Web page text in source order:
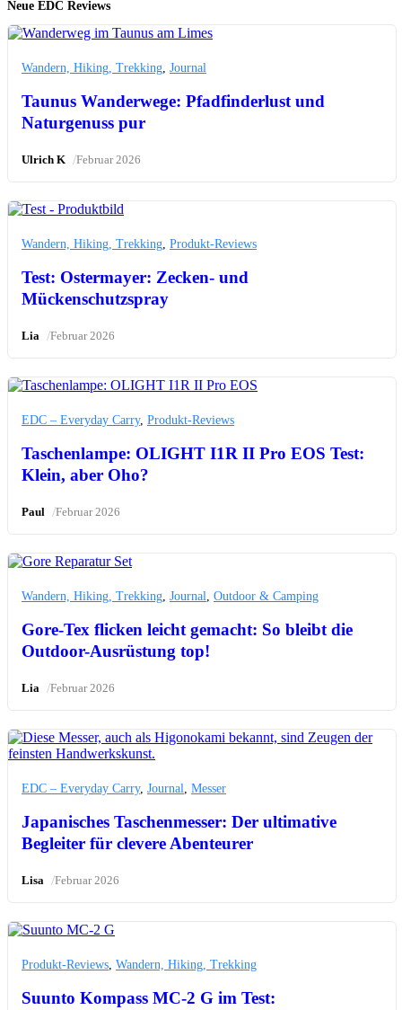
Neue EDC Reviews
Wandern, Hiking, Trekking, Journal
Taunus Wanderwege: Pfadfinderlust und
Naturgenuss pur
Ulrich K /Februar 2026
Wandern, Hiking, Trekking, Produkt-Reviews
Test: Ostermayer: Zecken- und
Mückenschutzspray
Lia /Februar 2026
EDC – Everyday Carry, Produkt-Reviews
Taschenlampe: OLIGHT I1R II Pro EOS Test:
Klein, aber Oho?
Paul /Februar 2026
Wandern, Hiking, Trekking, Journal, Outdoor & Camping
Gore-Tex flicken leicht gemacht: So bleibt die
Outdoor-Ausrüstung top!
Lia /Februar 2026
EDC – Everyday Carry, Journal, Messer
Japanisches Taschenmesser: Der ultimative
Begleiter für clevere Abenteurer
Lisa /Februar 2026
Produkt-Reviews, Wandern, Hiking, Trekking
Suunto Kompass MC-2 G im Test: